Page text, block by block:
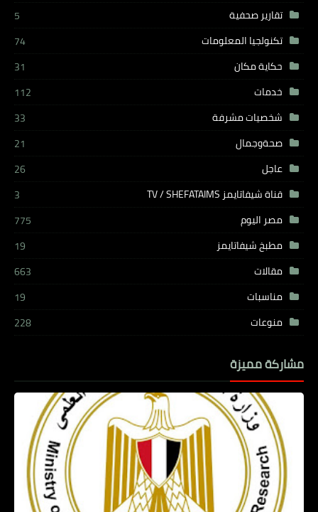
تقارير صحفية
5
تكنولجيا المعلومات
74
حكاية مكان
31
خدمات
112
شخصيات مشرفة
33
صحةوجمال
21
عاجل
26
قناة شيفاتايمز TV / SHEFATAIMS
3
مصر اليوم
775
مطبخ شيفاتايمز
19
مقالات
663
مناسبات
19
منوعات
228
مشاركة مميزة